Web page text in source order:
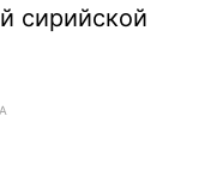
сирийской